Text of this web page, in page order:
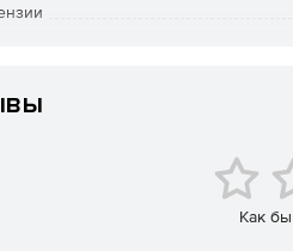
Directory и Exchange Online.
IIS и Apache, баз данных SQL и
к облачным инфраструктурам
Как